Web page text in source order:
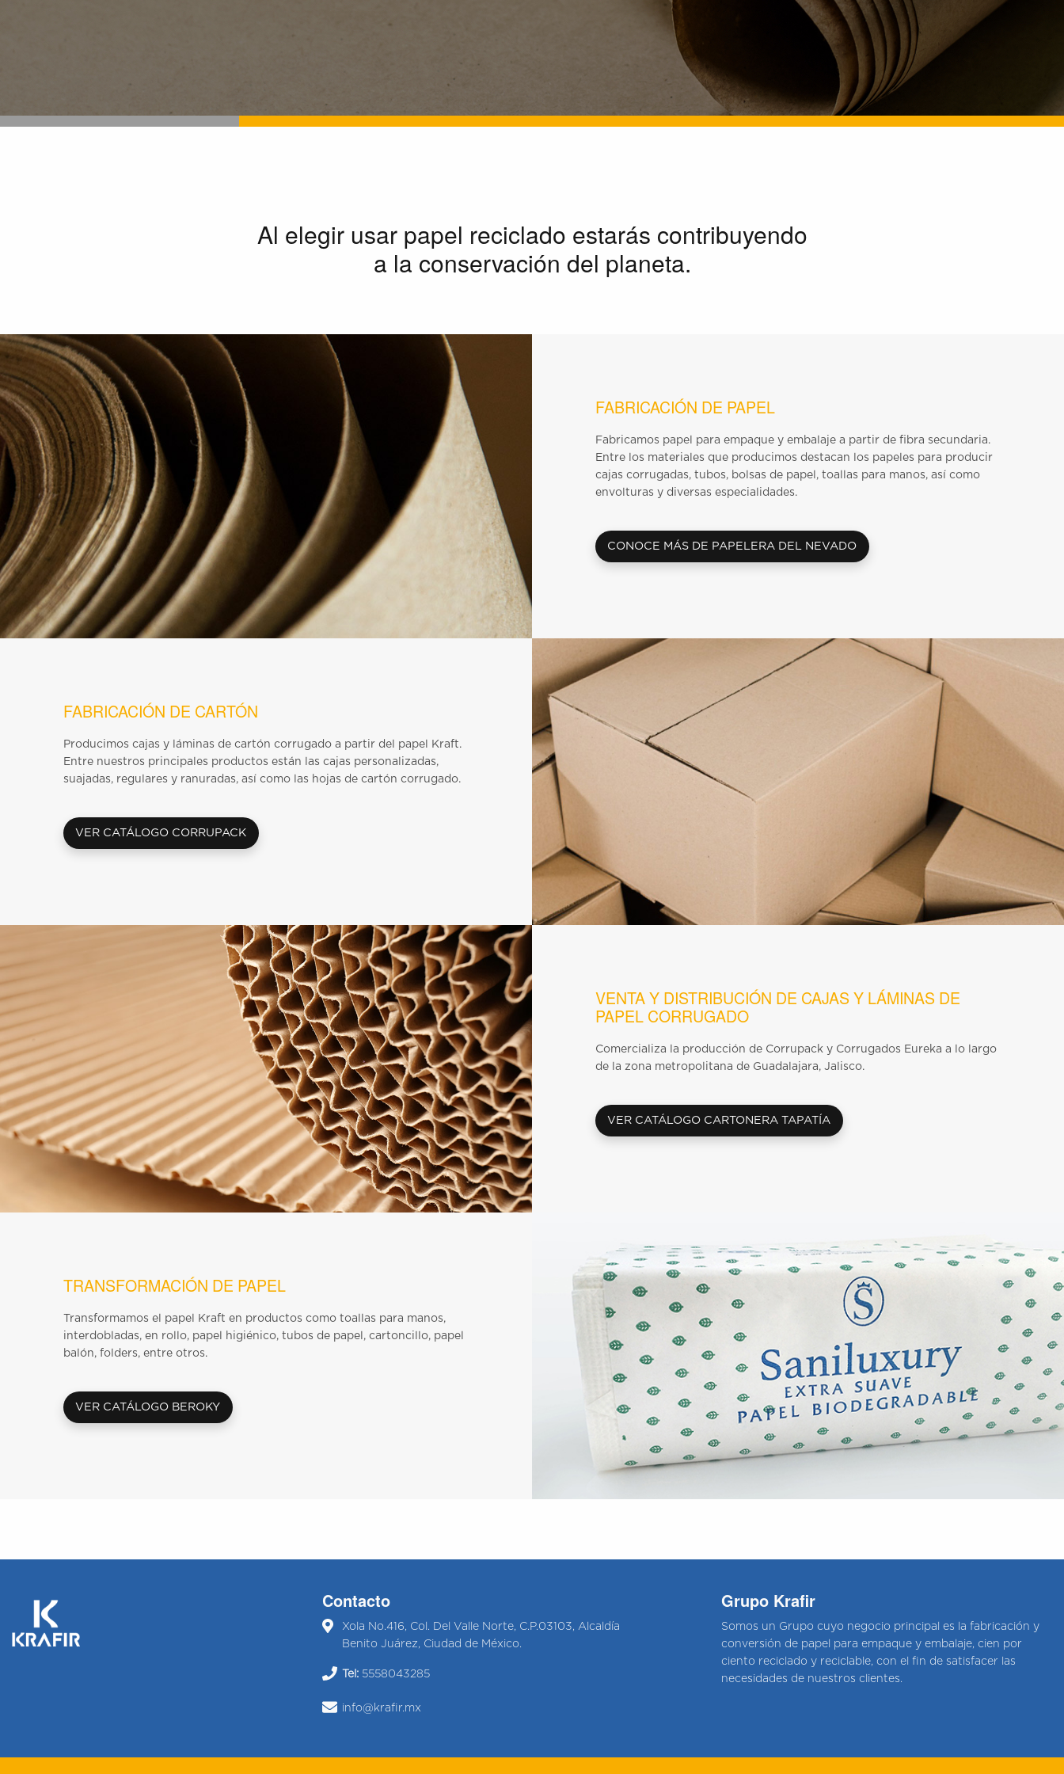
Al elegir usar papel reciclado estarás contribuyendo
a la conservación del planeta.
FABRICACIÓN DE PAPEL
Fabricamos papel para empaque y embalaje a partir de fibra secundaria.
Entre los materiales que producimos destacan los papeles para producir
cajas corrugadas, tubos, bolsas de papel, toallas para manos, así como
envolturas y diversas especialidades.
CONOCE MÁS DE PAPELERA DEL NEVADO
FABRICACIÓN DE CARTÓN
Producimos cajas y láminas de cartón corrugado a partir del papel Kraft.
Entre nuestros principales productos están las cajas personalizadas,
suajadas, regulares y ranuradas, así como las hojas de cartón corrugado.
VER CATÁLOGO CORRUPACK
VENTA Y DISTRIBUCIÓN DE CAJAS Y LÁMINAS DE
PAPEL CORRUGADO
Comercializa la producción de Corrupack y Corrugados Eureka a lo largo
de la zona metropolitana de Guadalajara, Jalisco.
VER CATÁLOGO CARTONERA TAPATÍA
TRANSFORMACIÓN DE PAPEL
Transformamos el papel Kraft en productos como toallas para manos,
interdobladas, en rollo, papel higiénico, tubos de papel, cartoncillo, papel
balón, folders, entre otros.
VER CATÁLOGO BEROKY
Contacto
Xola No.416, Col. Del Valle Norte, C.P.03103, Alcaldía
Benito Juárez, Ciudad de México.
Tel: 5558043285
info@krafir.mx
Grupo Krafir
Somos un Grupo cuyo negocio principal es la fabricación y
conversión de papel para empaque y embalaje, cien por
ciento reciclado y reciclable, con el fin de satisfacer las
necesidades de nuestros clientes.